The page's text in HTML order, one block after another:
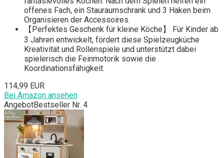
offenes Fach, ein Stauraumschrank und 3 Haken beim
Organisieren der Accessoires.
【Perfektes Geschenk für kleine Köche】 Für Kinder ab
3 Jahren entwickelt, fördert diese Spielzeugküche
Kreativität und Rollenspiele und unterstützt dabei
spielerisch die Feinmotorik sowie die
Koordinationsfähigkeit.
114,99 EUR
Bei Amazon ansehen
AngebotBestseller Nr. 4